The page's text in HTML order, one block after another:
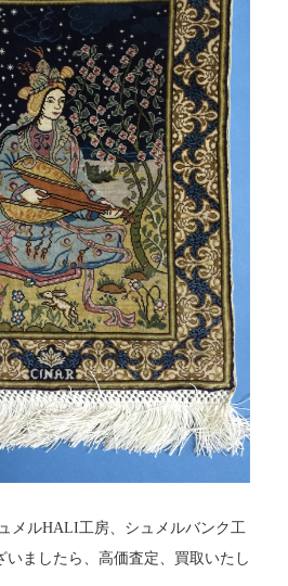
メルHALI工房、シュメルバンク工
いましたら、高価査定、買取いたし